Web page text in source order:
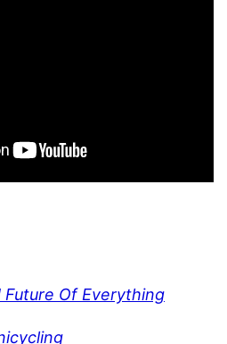
Future Of Everything